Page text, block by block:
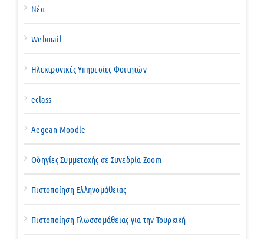
Νέα
Webmail
Ηλεκτρονικές Υπηρεσίες Φοιτητών
eclass
Aegean Moodle
Οδηγίες Συμμετοχής σε Συνεδρία Zoom
Πιστοποίηση Ελληνομάθειας
Πιστοποίηση Γλωσσομάθειας για την Τουρκική